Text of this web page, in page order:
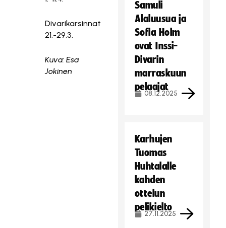
Divarikarsinnat
21.-29.3.
Kuva: Esa
Jokinen
Samuli
Alaluusua ja
Sofia Holm
ovat Inssi-
Divarin
marraskuun
pelaajat
08.12.2025
Karhujen
Tuomas
Huhtalalle
kahden
ottelun
pelikielto
27.11.2025